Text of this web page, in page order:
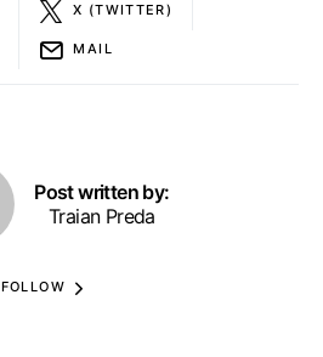
X (TWITTER)
MAIL
Post written by:
Traian Preda
FOLLOW